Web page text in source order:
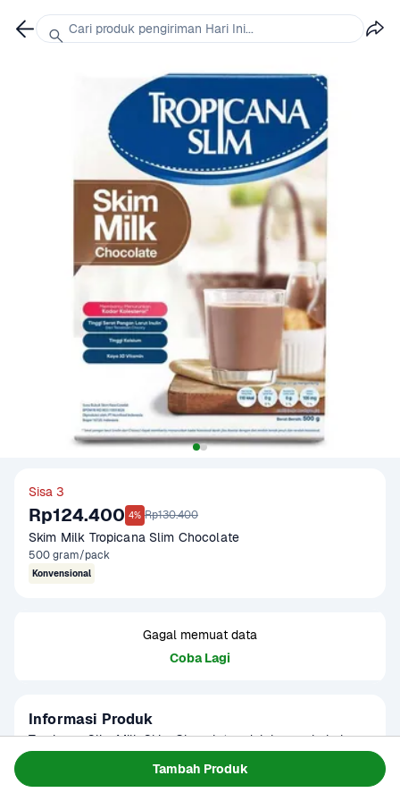
Tambah Produk
Sisa 3
Rp124.400 4% Rp130.400
Skim Milk Tropicana Slim Chocolate
500 gram/pack
Konvensional
Gagal memuat data
Coba Lagi
Informasi Produk
Tropicana Slim Milk Skim Chocolate adalah susu bubuk
cocok untuk kamu yang menjalani pola hidup sehat atau
Cari produk pengiriman Hari Ini...